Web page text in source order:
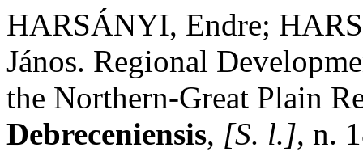
HARSÁNYI, Endre;
János. Regional
the Northern-Great Plain
Debreceniensis, [S. l.], n.